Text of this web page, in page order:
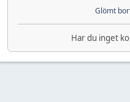
Glömt
Har du inget